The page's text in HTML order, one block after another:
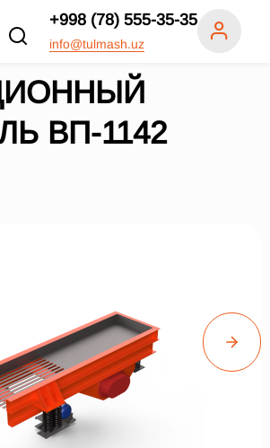
+998 (78) 555-35-35
info@tulmash.uz
ВП-1142